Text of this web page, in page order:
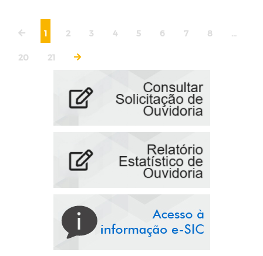
1 2 3 4 5 6 7 8 ...
20 21